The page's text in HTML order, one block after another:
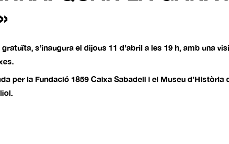
s’inaugura el dijous 11 d’abril a les 19 h, amb una
per la Fundació 1859 Caixa Sabadell i el Museu d’Història